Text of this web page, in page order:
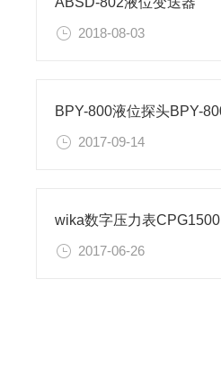
2018-08-03
2017-09-14
wika数字压力表CPG1500
2017-06-26